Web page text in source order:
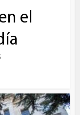
el